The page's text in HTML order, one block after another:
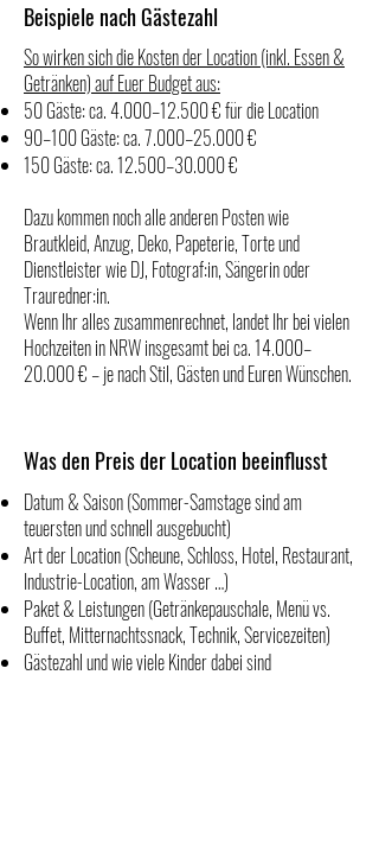
Beispiele nach Gästezahl
So wirken sich die Kosten der Location (inkl. Essen &
Getränken) auf Euer Budget aus:
50 Gäste: ca. 4.000–12.500 € für die Location
90–100 Gäste: ca. 7.000–25.000 €
150 Gäste: ca. 12.500–30.000 €
Dazu kommen noch alle anderen Posten wie
Brautkleid, Anzug, Deko, Papeterie, Torte und
Dienstleister wie DJ, Fotograf:in, Sängerin oder
Trauredner:in.
Wenn Ihr alles zusammenrechnet, landet Ihr bei vielen
Hochzeiten in NRW insgesamt bei ca. 14.000–
20.000 € – je nach Stil, Gästen und Euren Wünschen.
Was den Preis der Location beeinflusst
Datum & Saison (Sommer-Samstage sind am
teuersten und schnell ausgebucht)
Art der Location (Scheune, Schloss, Hotel, Restaurant,
Industrie-Location, am Wasser …)
Paket & Leistungen (Getränkepauschale, Menü vs.
Buffet, Mitternachtssnack, Technik, Servicezeiten)
Gästezahl und wie viele Kinder dabei sind